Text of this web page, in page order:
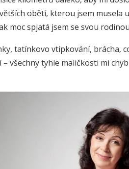
obětí, kterou jsem musela
moc spjatá jsem se svou
tatínkovo vtipkování, brácha,
– všechny tyhle maličkosti mi